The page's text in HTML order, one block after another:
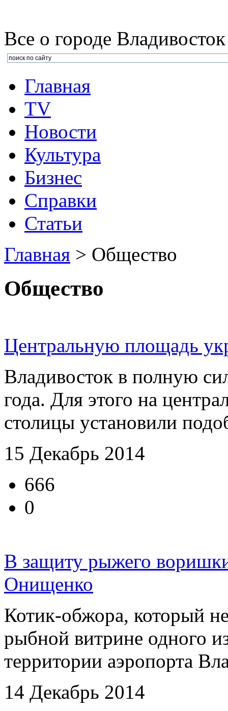
Все о городе Владивосток
Главная
TV
Новости
Культура
Бизнеc
Справки
Статьи
Главная > Общество
Общество
Центральную площадь
Владивосток в полную
года. Для этого на
столицы установили
15 Декабрь 2014
666
0
В защиту рыжего
Онищенко
Котик-обжора, который
рыбной витрине одного
территории аэропорта
14 Декабрь 2014